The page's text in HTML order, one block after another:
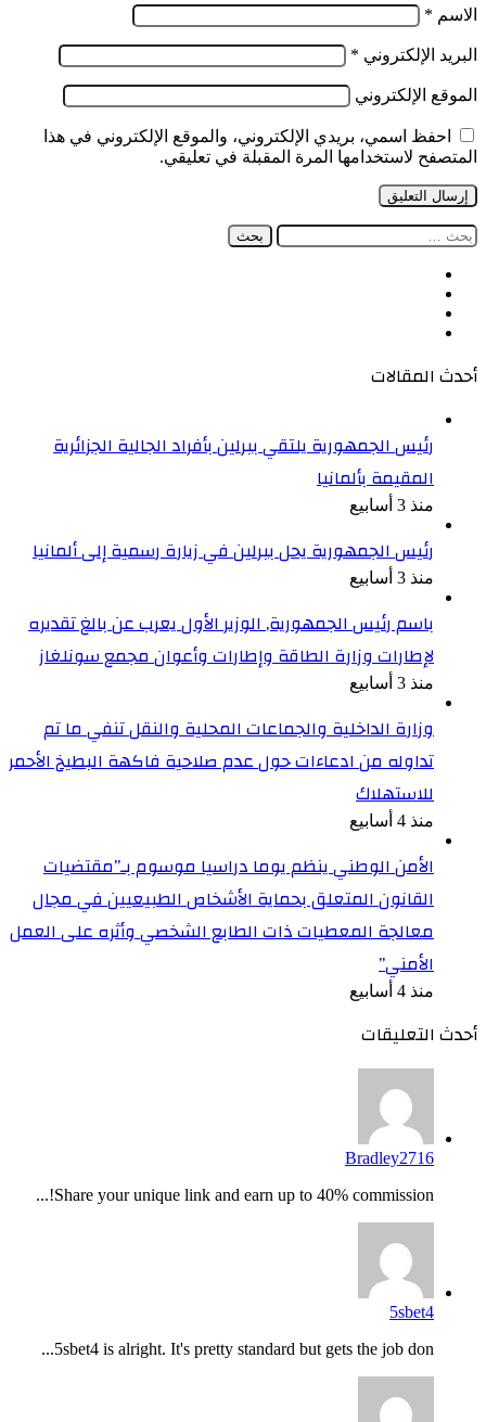
الاسم *
البريد الإلكتروني *
الموقع الإلكتروني
احفظ اسمي، بريدي الإلكتروني، والموقع الإلكتروني في هذا
المتصفح لاستخدامها المرة المقبلة في تعليقي.
البحث
أحدث المقالات
رئيس الجمهورية يلتقي ببرلين بأفراد الجالية الجزائرية
المقيمة بألمانيا
منذ 3 أسابيع
رئيس الجمهورية يحل ببرلين في زيارة رسمية إلى ألمانيا
منذ 3 أسابيع
باسم رئيس الجمهورية, الوزير الأول يعرب عن بالغ تقديره
لإطارات وزارة الطاقة وإطارات وأعوان مجمع سونلغاز
منذ 3 أسابيع
وزارة الداخلية والجماعات المحلية والنقل تنفي ما تم
تداوله من ادعاءات حول عدم صلاحية فاكهة البطيخ الأحمر
للاستهلاك
منذ 4 أسابيع
الأمن الوطني ينظم يوما دراسيا موسوم بـ”مقتضيات
القانون المتعلق بحماية الأشخاص الطبيعيين في مجال
معالجة المعطيات ذات الطابع الشخصي وأثره على العمل
الأمني”
منذ 4 أسابيع
أحدث التعليقات
Bradley2716
Share your unique link and earn up to 40% commission!...
5sbet4
5sbet4 is alright. It's pretty standard but gets the job don...